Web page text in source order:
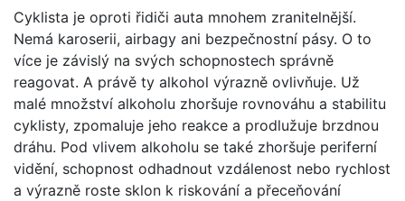
Cyklista je oproti řidiči auta mnohem zranitelnější.
Nemá karoserii, airbagy ani bezpečnostní pásy. O to
více je závislý na svých schopnostech správně
reagovat. A právě ty alkohol výrazně ovlivňuje. Už
malé množství alkoholu zhoršuje rovnováhu a stabilitu
cyklisty, zpomaluje jeho reakce a prodlužuje brzdnou
dráhu. Pod vlivem alkoholu se také zhoršuje periferní
vidění, schopnost odhadnout vzdálenost nebo rychlost
a výrazně roste sklon k riskování a přeceňování